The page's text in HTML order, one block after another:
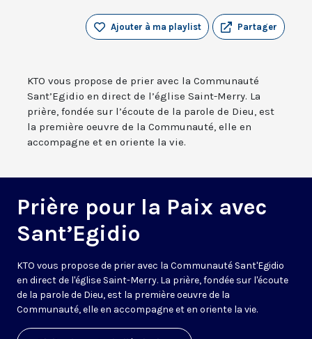
Partager
Ajouter à ma playlist
KTO vous propose de prier avec la Communauté
Sant’Egidio en direct de l’église Saint-Merry. La
prière, fondée sur l’écoute de la parole de Dieu, est
la première oeuvre de la Communauté, elle en
accompagne et en oriente la vie.
Prière pour la Paix avec
Sant’Egidio
KTO vous propose de prier avec la Communauté Sant'Egidio
en direct de l'église Saint-Merry. La prière, fondée sur l'écoute
de la parole de Dieu, est la première oeuvre de la
Communauté, elle en accompagne et en oriente la vie.